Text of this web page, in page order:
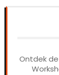
Ontdek